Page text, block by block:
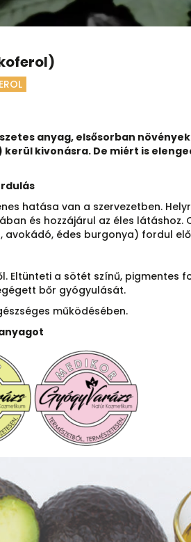
anyag, elsősorban
kivonásra. De miért is
hatása van a szervezetben.
és hozzájárul az éles
édes burgonya) fordul
a sötét színű, pigmentes
bőr gyógyulását.
működésében.